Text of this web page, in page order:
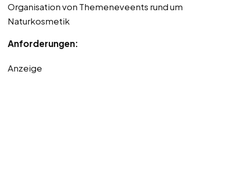
Organisation von Themeneveents rund um
Naturkosmetik
Anforderungen:
Anzeige